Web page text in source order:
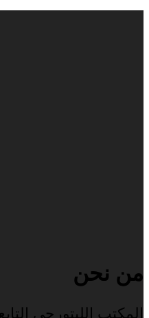
من نحن
المكتب الليتورجي